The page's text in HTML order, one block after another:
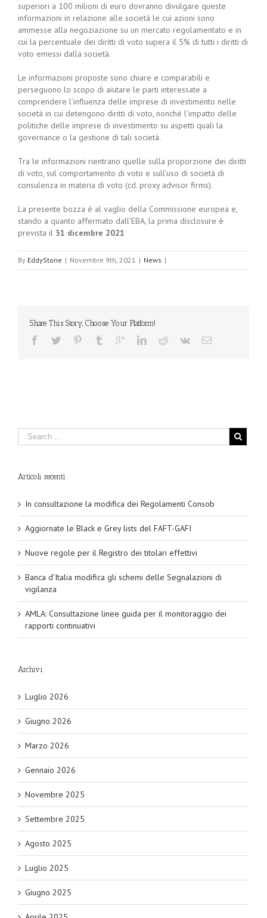
superiori a 100 milioni di euro dovranno divulgare queste
informazioni in relazione alle società le cui azioni sono
ammesse alla negoziazione su un mercato regolamentato e in
cui la percentuale dei diritti di voto supera il 5% di tutti i diritti di
voto emessi dalla società.
Le informazioni proposte sono chiare e comparabili e
perseguono lo scopo di aiutare le parti interessate a
comprendere l’influenza delle imprese di investimento nelle
società in cui detengono diritti di voto, nonché l’impatto delle
politiche delle imprese di investimento su aspetti quali la
governance o la gestione di tali società.
Tra le informazioni rientrano quelle sulla proporzione dei diritti
di voto, sul comportamento di voto e sull’uso di società di
consulenza in materia di voto (cd. proxy advisor firms).
La presente bozza è al vaglio della Commissione europea e,
stando a quanto affermato dall’EBA, la prima disclosure è
prevista il 31 dicembre 2021
By EddyStone | Novembre 9th, 2021 | News |
Share This Story, Choose Your Platform!
Articoli recenti
In consultazione la modifica dei Regolamenti Consob
Aggiornate le Black e Grey lists del FAFT-GAFI
Nuove regole per il Registro dei titolari effettivi
Banca d’Italia modifica gli schemi delle Segnalazioni di
vigilanza
AMLA: Consultazione linee guida per il monitoraggio dei
rapporti continuativi
Archivi
Luglio 2026
Giugno 2026
Marzo 2026
Gennaio 2026
Novembre 2025
Settembre 2025
Agosto 2025
Luglio 2025
Giugno 2025